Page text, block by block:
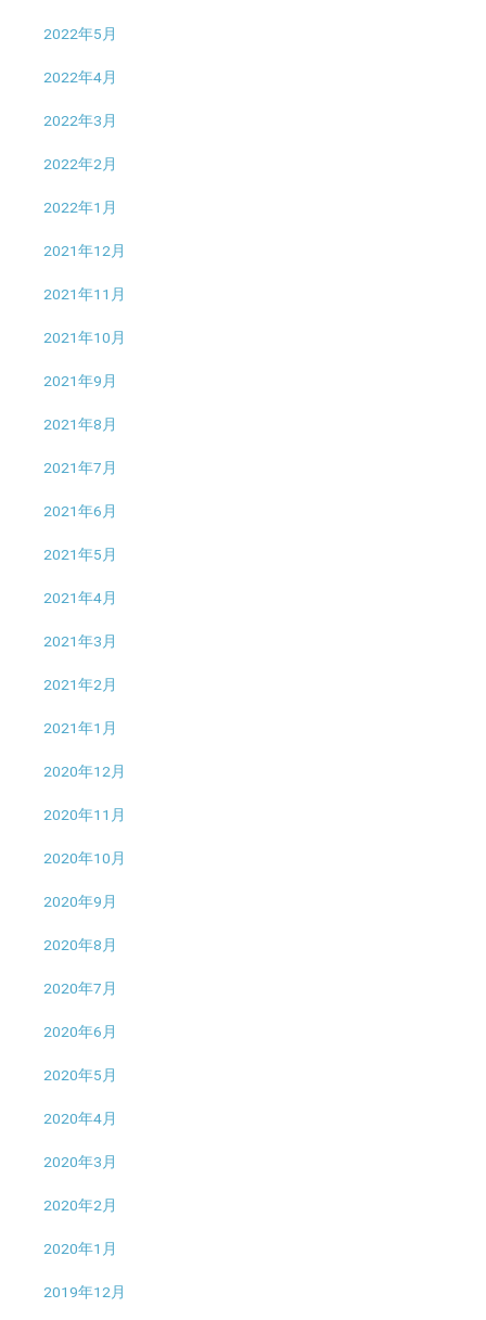
2022年5月
2022年4月
2022年3月
2022年2月
2022年1月
2021年12月
2021年11月
2021年10月
2021年9月
2021年8月
2021年7月
2021年6月
2021年5月
2021年4月
2021年3月
2021年2月
2021年1月
2020年12月
2020年11月
2020年10月
2020年9月
2020年8月
2020年7月
2020年6月
2020年5月
2020年4月
2020年3月
2020年2月
2020年1月
2019年12月